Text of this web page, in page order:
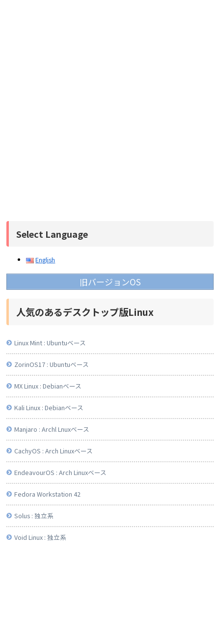
Select Language
English
旧バージョンOS
人気のあるデスクトップ版Linux
Linux Mint : Ubuntuベース
ZorinOS17 : Ubuntuベース
MX Linux : Debianベース
Kali Linux : Debianベース
Manjaro : Archl Lnuxベース
CachyOS : Arch Linuxベース
EndeavourOS : Arch Linuxベース
Fedora Workstation 42
Solus : 独立系
Void Linux : 独立系